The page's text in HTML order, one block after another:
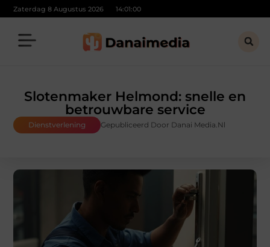
Zaterdag 8 Augustus 2026 14:01:02
Slotenmaker Helmond: snelle en
betrouwbare service
Dienstverlening Gepubliceerd Door Danai Media.nl